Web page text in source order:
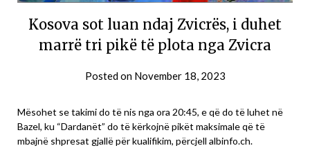
Kosova sot luan ndaj Zvicrës, i duhet
marrë tri pikë të plota nga Zvicra
Posted on November 18, 2023
Mësohet se takimi do të nis nga ora 20:45, e që do të luhet në
Bazel, ku “Dardanët” do të kërkojnë pikët maksimale që të
mbajnë shpresat gjallë për kualifikim, përcjell albinfo.ch.